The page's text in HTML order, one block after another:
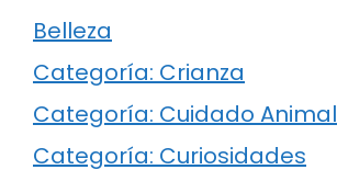
Belleza
Categoría: Crianza
Categoría: Cuidado Animal
Categoría: Curiosidades